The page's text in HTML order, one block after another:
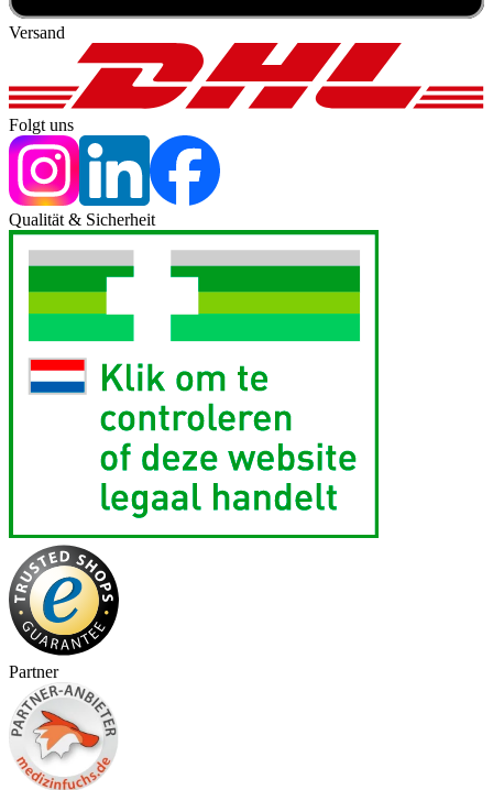
Versand
Folgt uns
Qualität & Sicherheit
Partner